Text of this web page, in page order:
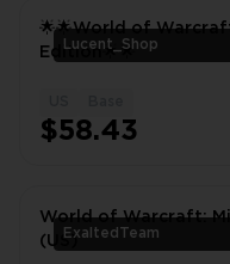
Lucent_Shop
🌟🌟World of
Edition🌟🌟
$58.43
ExaltedTeam
World of Warcraft:
(US)